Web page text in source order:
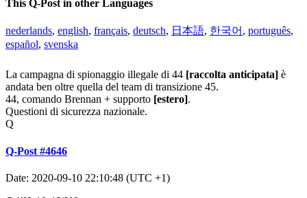
This Q-Post in other Languages
nederlands, english, français, deutsch, 日本語, 한국어 , português,
español, svenska
La campagna di spionaggio illegale di 44 [raccolta anticipata] è
andata ben oltre quella del team di transizione 45.
44, comando Brennan + supporto [estero].
Questioni di sicurezza nazionale.
Q
Q-Post #4646
Date: 2020-09-10 22:10:48 (UTC +1)